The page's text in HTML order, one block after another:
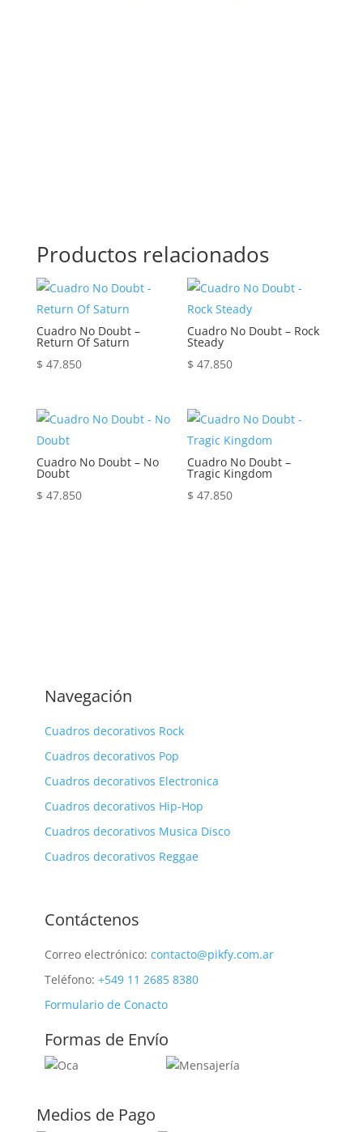
Productos relacionados
Cuadro No Doubt –
Return Of Saturn
$ 47.850
Cuadro No Doubt – Rock
Steady
$ 47.850
Cuadro No Doubt – No
Doubt
$ 47.850
Cuadro No Doubt –
Tragic Kingdom
$ 47.850
Navegación
Cuadros decorativos Rock
Cuadros decorativos Pop
Cuadros decorativos Electronica
Cuadros decorativos Hip-Hop
Cuadros decorativos Musica Disco
Cuadros decorativos Reggae
Contáctenos
Correo electrónico: contacto@pikfy.com.ar
Teléfono: +549 11 2685 8380
Formulario de Conacto
Formas de Envío
Medios de Pago